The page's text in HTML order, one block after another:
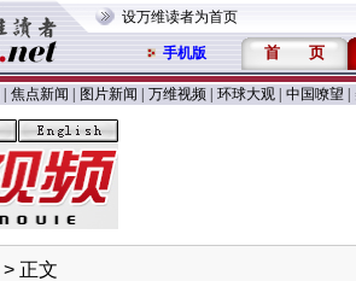
设万维读者为首页
手机版 首 页
焦点新闻 图片新闻 万维视频 环球大观 中国嘹望
> 正文